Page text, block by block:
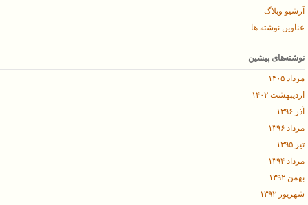
آرشیو وبلاگ
عناوین نوشته ها
نوشته‌های پیشین
مرداد ۱۴۰۵
اردیبهشت ۱۴۰۲
آذر ۱۳۹۶
مرداد ۱۳۹۶
تیر ۱۳۹۵
مرداد ۱۳۹۴
بهمن ۱۳۹۲
شهریور ۱۳۹۲